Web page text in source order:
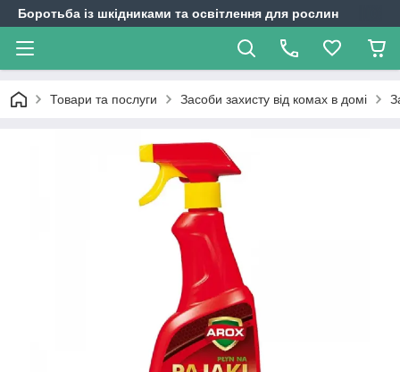
Боротьба із шкідниками та освітлення для рослин
Товари та послуги Засоби захисту від комах в домі